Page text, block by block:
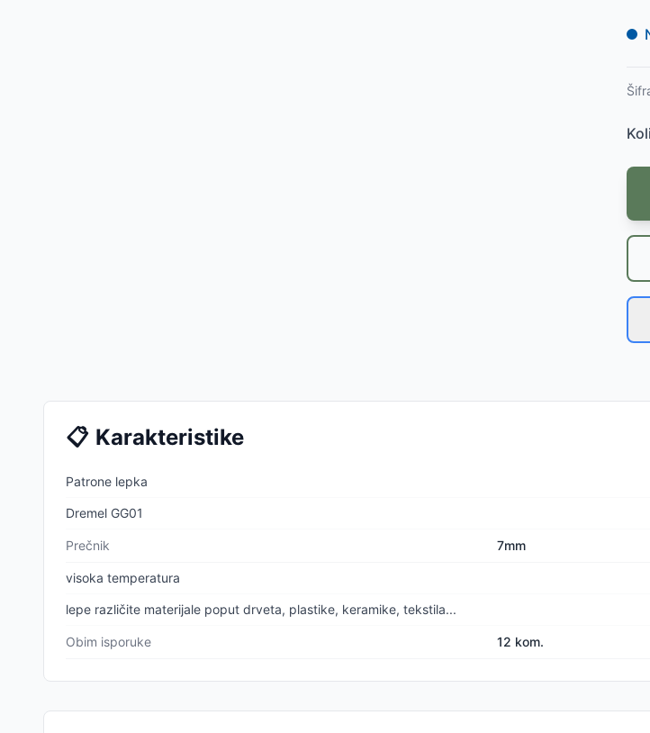
📋 Karakteristike
Patrone lepka
Dremel GG01
Prečnik 7mm
visoka temperatura
lepe različite materijale poput drveta, plastike, keramike, tekstila...
Obim isporuke 12 kom.